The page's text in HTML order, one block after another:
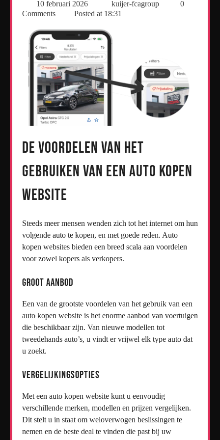
10 februari 2026 kuijer-fcagroup
0
Comments
Posted at 18:31
De Voordelen van het
Gebruiken van een Auto Kopen
Website
Steeds meer mensen wenden zich tot het internet om hun
volgende auto te kopen, en met goede reden. Auto
kopen websites bieden een breed scala aan voordelen
voor zowel kopers als verkopers.
Groot Aanbod
Een van de grootste voordelen van het gebruik van een
auto kopen website is het enorme aanbod van voertuigen
die beschikbaar zijn. Van nieuwe modellen tot
tweedehands auto’s, u vindt er vrijwel elk type auto dat
u zoekt.
Vergelijkingsopties
Met een auto kopen website kunt u eenvoudig
verschillende merken, modellen en prijzen vergelijken.
Dit stelt u in staat om weloverwogen beslissingen te
nemen en de beste deal te vinden die past bij uw